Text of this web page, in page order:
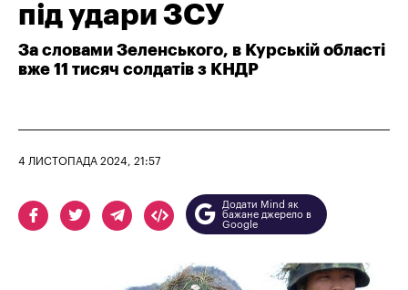
під удари ЗСУ
За словами Зеленського, в Курській області
вже 11 тисяч солдатів з КНДР
4 ЛИСТОПАДА 2024, 21:57
Додати Mind як
бажане джерело в
Google